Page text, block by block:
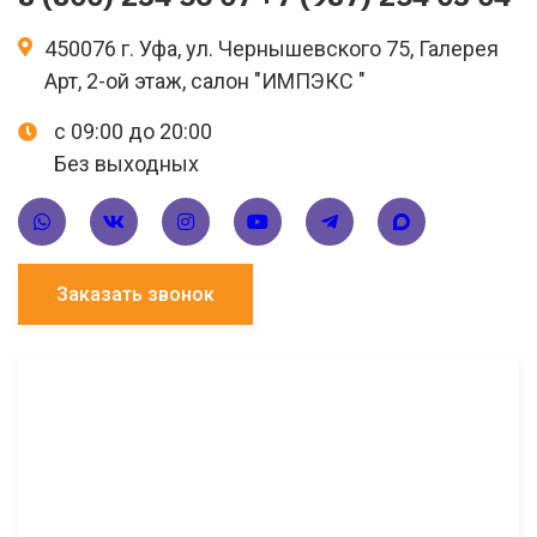
450076 г. Уфа, ул. Чернышевского 75, Галерея
Арт, 2-ой этаж, салон "ИМПЭКС "
с 09:00 до 20:00
Без выходных
Заказать звонок